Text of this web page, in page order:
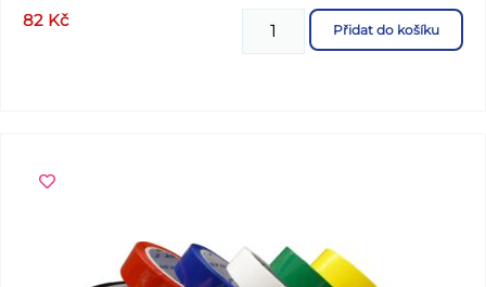
82 Kč Přidat do košíku